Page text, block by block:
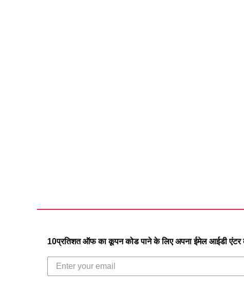
10प्रतिशत ऑफ का कूपन कोड पाने के लिए अपना ईमेल आईडी एंटर